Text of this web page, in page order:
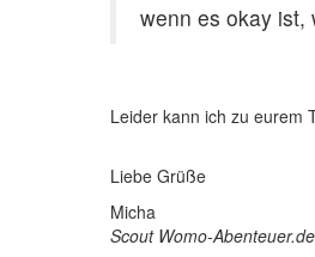
wenn es okay ist,
Leider kann ich zu eurem
Liebe Grüße
Micha
Scout Womo-Abenteuer.de